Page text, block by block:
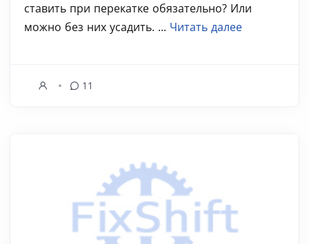
ставить при перекатке обязательно? Или
можно без них усадить. ... Читать далее
11